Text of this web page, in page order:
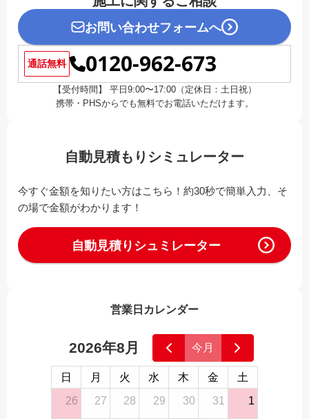
お問い合わせフォームへ
通話無料 0120-962-673
【受付時間】 平日9:00〜17:00（定休日：土日祝）
携帯・PHSからでも無料でお電話いただけます。
自動見積もりシミュレーター
今すぐ金額を知りたい方はこちら！約30秒で簡単入力、そ
の場で金額がわかります！
自動見積りシュミレーター
営業日カレンダー
2026年8月 今月
日 月 火 水 木 金
土
26
27 28 29 30 31 1